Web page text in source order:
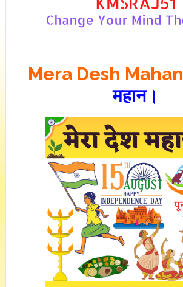
Mera Desh Mahan
महान।